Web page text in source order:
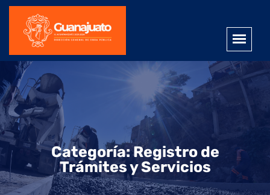
Categoría:Registro de
Trámites y Servicios